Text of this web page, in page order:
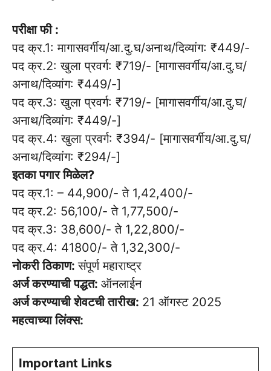
परीक्षा फी :
पद क्र.1: मागासवर्गीय/आ.दु.घ/अनाथ/दिव्यांग: ₹449/-
पद क्र.2: खुला प्रवर्ग: ₹719/- [मागासवर्गीय/आ.दु.घ/
अनाथ/दिव्यांग: ₹449/-]
पद क्र.3: खुला प्रवर्ग: ₹719/- [मागासवर्गीय/आ.दु.घ/
अनाथ/दिव्यांग: ₹449/-]
पद क्र.4: खुला प्रवर्ग: ₹394/- [मागासवर्गीय/आ.दु.घ/
अनाथ/दिव्यांग: ₹294/-]
इतका पगार मिळेल?
पद क्र.1: – 44,900/- ते 1,42,400/-
पद क्र.2: 56,100/- ते 1,77,500/-
पद क्र.3: 38,600/- ते 1,22,800/-
पद क्र.4: 41800/- ते 1,32,300/-
नोकरी ठिकाण:संपूर्ण महाराष्ट्र
अर्ज करण्याची पद्धत: ऑनलाईन
अर्ज करण्याची शेवटची तारीख: 21 ऑगस्ट 2025
महत्वाच्या लिंक्स:
Important Links